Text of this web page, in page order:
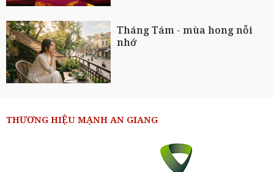
Tháng Tám - mùa hong nỗi
nhớ
THƯƠNG HIỆU MẠNH AN GIANG